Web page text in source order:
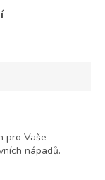
pro Vaše
nápadů.